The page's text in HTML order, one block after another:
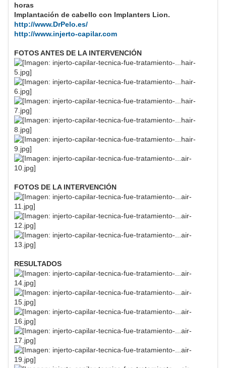
horas
Implantación de cabello con Implanters Lion.
http://www.DrPelo.es/
http://www.injerto-capilar.com
FOTOS ANTES DE LA INTERVENCIÓN
FOTOS DE LA INTERVENCIÓN
RESULTADOS